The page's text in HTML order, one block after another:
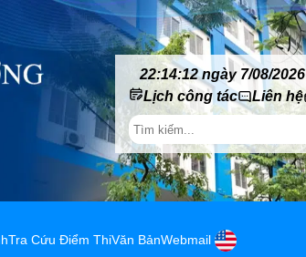
22:14:13 ngày 7/08/2026
Lịch công tác
Liên hệ
Tra Cứu Điểm ThiVăn BảnWebmail